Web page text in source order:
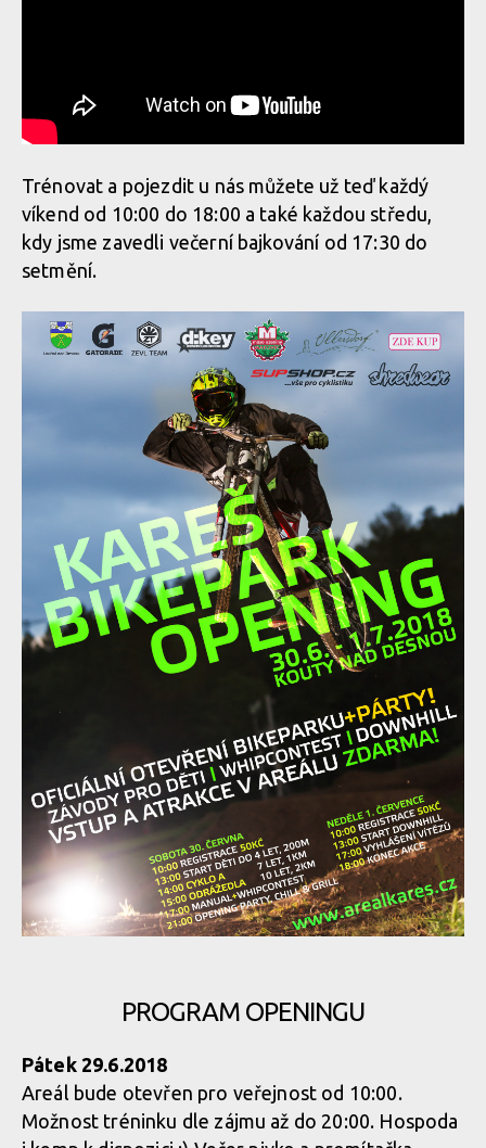
Trénovat a pojezdit u nás můžete už teď každý
víkend od 10:00 do 18:00 a také každou středu,
kdy jsme zavedli večerní bajkování od 17:30 do
setmění.
PROGRAM OPENINGU
Pátek 29.6.2018
Areál bude otevřen pro veřejnost od 10:00.
Možnost tréninku dle zájmu až do 20:00. Hospoda